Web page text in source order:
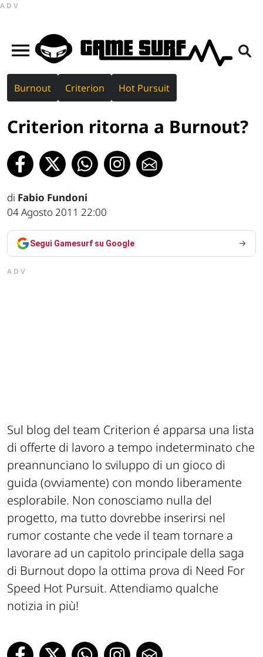
ADV
Burnout Criterion Hot Pursuit
Criterion ritorna a Burnout?
di Fabio Fundoni
04 Agosto 2011 22:00
Segui Gamesurf su Google
ADV
Sul blog del team Criterion é apparsa una lista
di offerte di lavoro a tempo indeterminato che
preannunciano lo sviluppo di un gioco di
guida (ovviamente) con mondo liberamente
esplorabile. Non conosciamo nulla del
progetto, ma tutto dovrebbe inserirsi nel
rumor costante che vede il team tornare a
lavorare ad un capitolo principale della saga
di Burnout dopo la ottima prova di Need For
Speed Hot Pursuit. Attendiamo qualche
notizia in più!